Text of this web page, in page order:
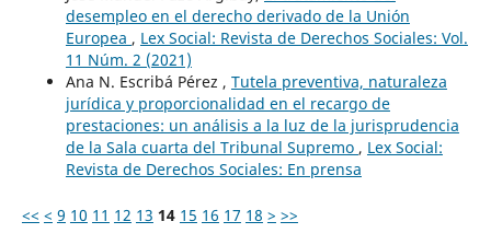
desempleo en el derecho derivado de la Unión
Europea , Lex Social: Revista de Derechos Sociales: Vol.
11 Núm. 2 (2021)
Ana N. Escribá Pérez , Tutela preventiva, naturaleza
jurídica y proporcionalidad en el recargo de
prestaciones: un análisis a la luz de la jurisprudencia
de la Sala cuarta del Tribunal Supremo , Lex Social:
Revista de Derechos Sociales: En prensa
<< < 9 10 11 12 13 14 15 16 17 18 > >>